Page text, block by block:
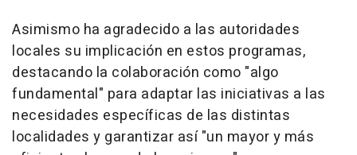
Asimismo ha agradecido a las autoridades
locales su implicación en estos programas,
destacando la colaboración como "algo
fundamental" para adaptar las iniciativas a las
necesidades específicas de las distintas
localidades y garantizar así "un mayor y más